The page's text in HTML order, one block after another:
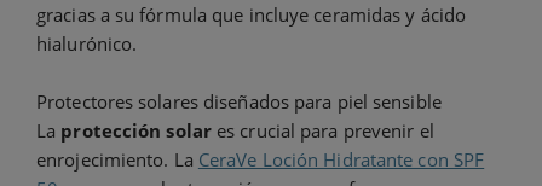
gracias a su fórmula que incluye ceramidas y ácido
hialurónico.
Protectores solares diseñados para piel sensible
La protección solares crucial para prevenir el
enrojecimiento. La CeraVe Loción Hidratante con SPF